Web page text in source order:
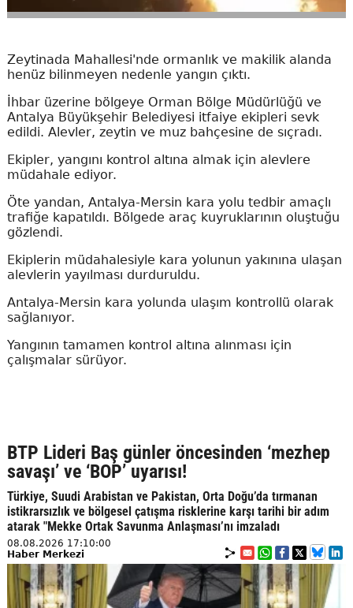
Zeytinada Mahallesi'nde ormanlık ve makilik alanda
henüz bilinmeyen nedenle yangın çıktı.
İhbar üzerine bölgeye Orman Bölge Müdürlüğü ve
Antalya Büyükşehir Belediyesi itfaiye ekipleri sevk
edildi. Alevler, zeytin ve muz bahçesine de sıçradı.
Ekipler, yangını kontrol altına almak için alevlere
müdahale ediyor.
Öte yandan, Antalya-Mersin kara yolu tedbir amaçlı
trafiğe kapatıldı. Bölgede araç kuyruklarının oluştuğu
gözlendi.
Ekiplerin müdahalesiyle kara yolunun yakınına ulaşan
alevlerin yayılması durduruldu.
Antalya-Mersin kara yolunda ulaşım kontrollü olarak
sağlanıyor.
Yangının tamamen kontrol altına alınması için
çalışmalar sürüyor.
BTP Lideri Baş günler öncesinden ‘mezhep
savaşı’ ve ‘BOP’ uyarısı!
Türkiye, Suudi Arabistan ve Pakistan, Orta Doğu’da tırmanan
istikrarsızlık ve bölgesel çatışma risklerine karşı tarihi bir adım
atarak "Mekke Ortak Savunma Anlaşması’nı imzaladı
08.08.2026 17:10:00
Haber Merkezi